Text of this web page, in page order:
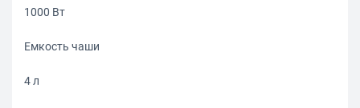
1000 Вт
Емкость чаши
4 л